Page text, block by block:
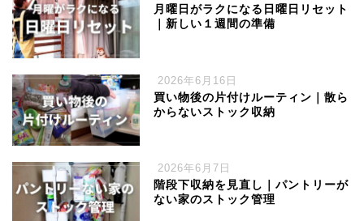
月曜日がラクになる日曜日リセット
｜新しい１週間の準備
2026年6月16日
買い物後の片付けルーティン｜散ら
からないストック収納
2026年6月7日
階段下収納を見直し｜パントリーが
ない家のストック管理